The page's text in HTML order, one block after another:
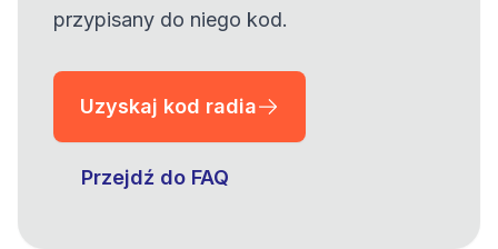
przypisany do niego kod.
Uzyskaj kod radia
Przejdź do FAQ